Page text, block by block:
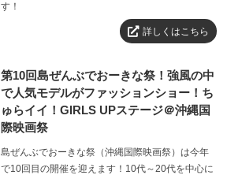
す！
詳しくはこちら
第10回島ぜんぶでおーきな祭！強風の中
で人気モデルがファッションショー！ち
ゅらイイ！GIRLS UPステージ＠沖縄国
際映画祭
島ぜんぶでおーきな祭（沖縄国際映画祭）は今年
で10回目の開催を迎えます！10代～20代を中心に